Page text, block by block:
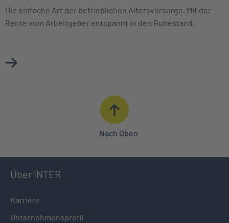
Die einfache Art der betrieblichen Altersvorsorge. Mit der
Rente vom Arbeitgeber entspannt in den Ruhestand.
Mehr über Direktversicherung erfahren
Nach Oben
Über INTER
Karriere
Unternehmensprofil